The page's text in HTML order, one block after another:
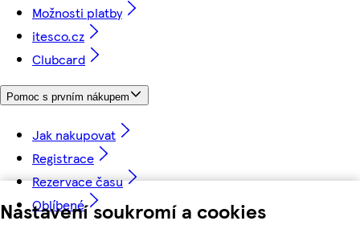
Nastavení soukromí a cookies
Možnosti platby
itesco.cz
Clubcard
Pomoc s prvním nákupem
Jak nakupovat
Registrace
Rezervace času
Oblíbené